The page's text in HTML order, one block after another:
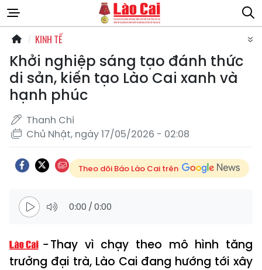
KINH TẾ
Khởi nghiệp sáng tạo đánh thức
di sản, kiến tạo Lào Cai xanh và
hạnh phúc
Thanh Chi
Chủ Nhật, ngày 17/05/2026 - 02:08
Theo dõi Báo Lào Cai trên
0:00 /0:00
Thay vì chạy theo mô hình tăng
trưởng đại trà, Lào Cai đang hướng tới xây